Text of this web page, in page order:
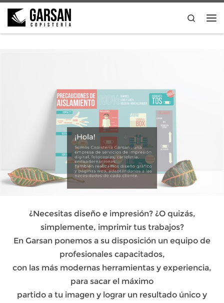
Saltar al contenido
Search
¿Necesitas diseño e impresión? ¿O quizás,
simplemente, imprimir tus trabajos?
En Garsan ponemos a su disposición un equipo de
profesionales capacitados,
con las más modernas herramientas y experiencia,
para sacar el máximo
partido a tu imagen y lograr un resultado único y